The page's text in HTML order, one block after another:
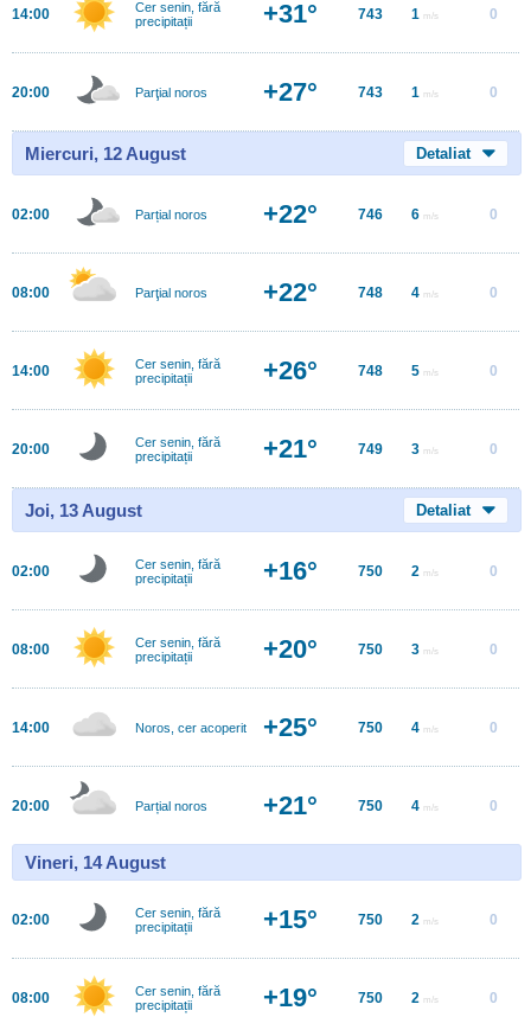
14:00
Cer senin, fără
precipitații
+31° 743 1 m/s 0
20:00 Parţial noros +27° 743 1 m/s 0
Miercuri, 12 August Detaliat
02:00 Parțial noros +22° 746 6 m/s 0
08:00 Parţial noros +22° 748 4 m/s 0
14:00
Cer senin, fără
precipitații
+26° 748 5 m/s 0
20:00
Cer senin, fără
precipitații
+21° 749 3 m/s 0
Joi, 13 August Detaliat
02:00
Cer senin, fără
precipitații
+16° 750 2 m/s 0
08:00
Cer senin, fără
precipitații
+20° 750 3 m/s 0
14:00 Noros, cer acoperit +25° 750 4 m/s 0
20:00 Parțial noros +21° 750 4 m/s 0
Vineri, 14 August
02:00
Cer senin, fără
precipitații
+15° 750 2 m/s 0
08:00
Cer senin, fără
precipitații
+19° 750 2 m/s 0